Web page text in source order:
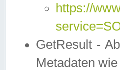
https://
GetResult -
Metadaten